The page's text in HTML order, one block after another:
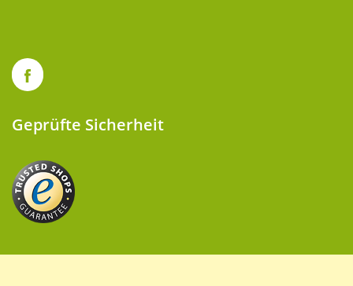
Geprüfte Sicherheit